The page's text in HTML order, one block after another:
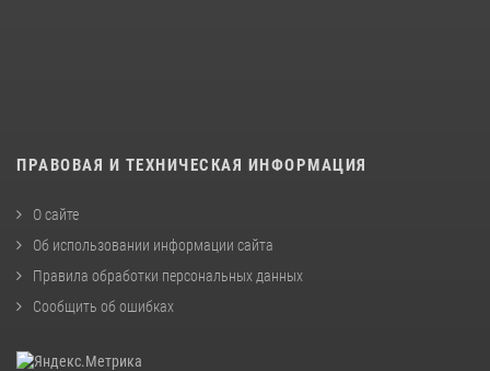
ПРАВОВАЯ И ТЕХНИЧЕСКАЯ ИНФОРМАЦИЯ
О сайте
Об использовании информации сайта
Правила обработки персональных данных
Сообщить об ошибках